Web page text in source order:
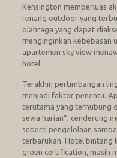
Kensington memperluas
renang outdoor yang
olahraga yang dapat
menginginkan kebebasan
apartemen sky view
hotel.
Terakhir, pertimbangan
menjadi faktor penentu.
terutama yang terhubung
sewa harian”, cenderung
seperti pengelolaan
terbarukan. Hotel bintang
green certification, masih